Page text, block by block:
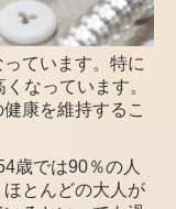
ています。特に
なっています。
康を維持するこ
歳では90％の人
とんどの大人が